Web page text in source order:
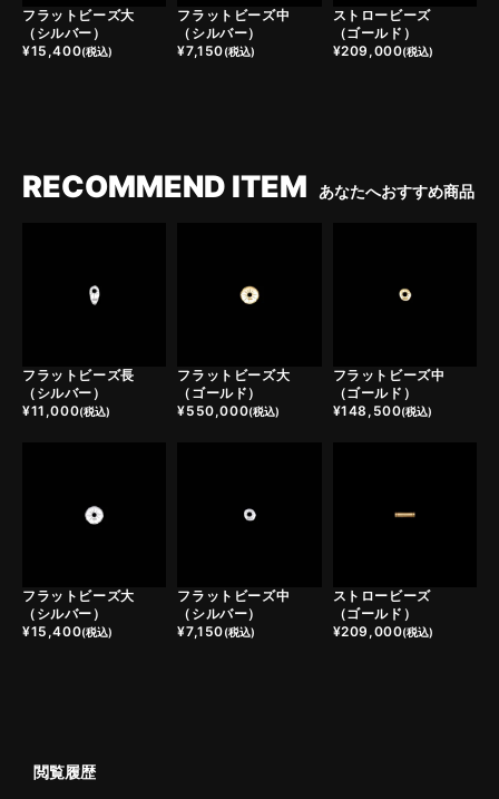
フラットビーズ大
（シルバー）
¥15,400(税込)
フラットビーズ中
（シルバー）
¥7,150(税込)
ストロービーズ
（ゴールド）
¥209,000(税込)
RECOMMEND ITEM あなたへおすすめ商品
フラットビーズ長
（シルバー）
¥11,000(税込)
フラットビーズ大
（ゴールド）
¥550,000(税込)
フラットビーズ中
（ゴールド）
¥148,500(税込)
フラットビーズ大
（シルバー）
¥15,400(税込)
フラットビーズ中
（シルバー）
¥7,150(税込)
ストロービーズ
（ゴールド）
¥209,000(税込)
閲覧履歴